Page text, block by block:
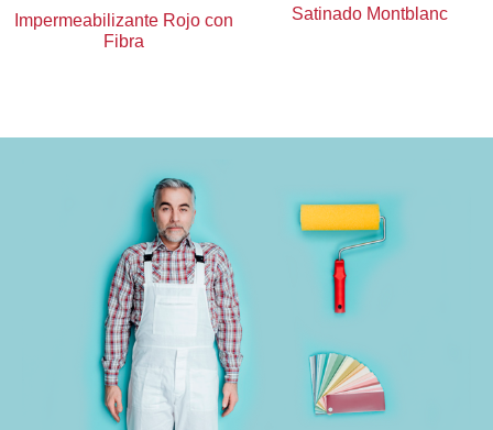
Impermeabilizante Rojo con
Fibra
Satinado Montblanc